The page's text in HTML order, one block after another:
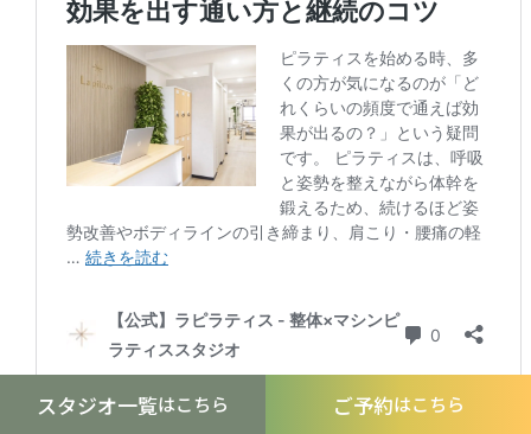
スタジオ一覧はこちら ご予約はこちら